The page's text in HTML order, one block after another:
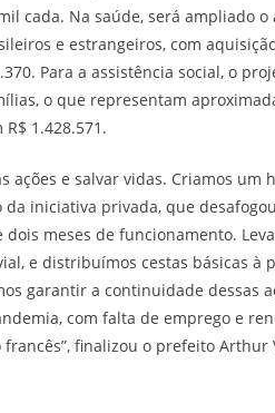
cada. Na saúde, será ampliado
e estrangeiros, com
Para a assistência social, o
o que representam
1.428.571.
ações e salvar vidas. Criamos um
iniciativa privada, que
meses de funcionamento.
e distribuímos cestas básicas à
garantir a continuidade dessas
com falta de emprego e
finalizou o prefeito Arthur